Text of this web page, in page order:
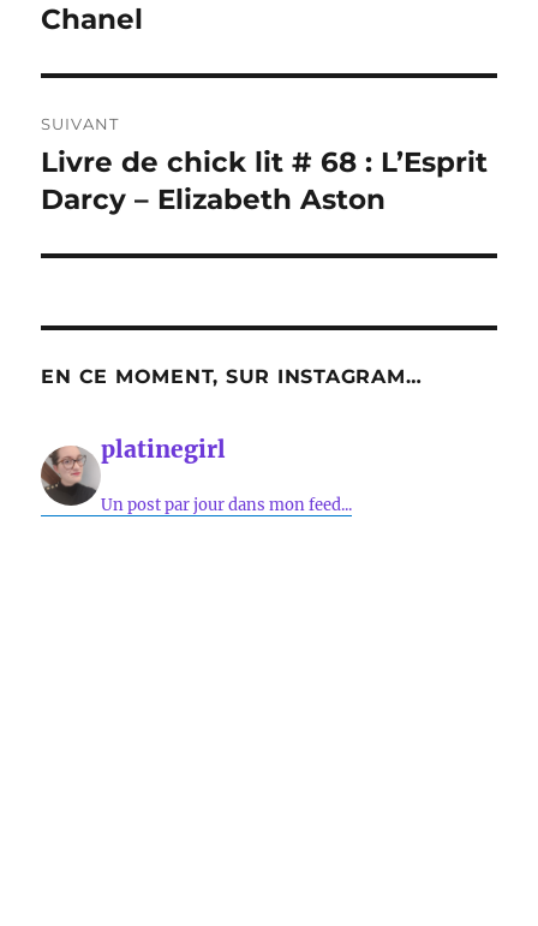
Chanel
SUIVANT
Publication
suivante :
Livre de chick lit # 68 : L’Esprit
Darcy – Elizabeth Aston
EN CE MOMENT, SUR INSTAGRAM…
platinegirl
Un post par jour dans mon feed...